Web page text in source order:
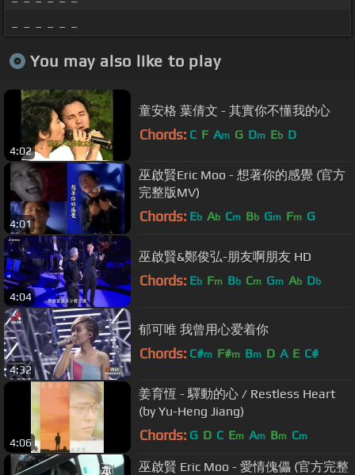
You may also like to play
4:02
童安格 葉倩文 - 其實你不懂我的心
Chords: C F Am G Dm Eb D
4:01
巫啟賢Eric Moo - 想著你的感覺 (官方
完整版MV)
Chords: Eb Ab Cm Bb Gm Fm G
4:04
巫啟賢&鄭俊弘-朋友啊朋友 HD
Chords: Eb Fm Bb Cm Gm Ab Db
4:32
郁可唯 我曾用心爱着你
Chords: C#m F#m Bm D A E C#
4:06
姜育恆 - 驛動的心 / Restless Heart
(by Yu-Heng Jiang)
Chords: G D C Em Am Bm Cm
巫啟賢 Eric Moo - 愛情傀儡 (官方完整